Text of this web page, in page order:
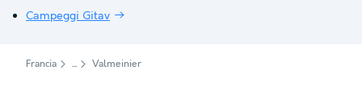
Campeggi Gitav
Francia Valmeinier